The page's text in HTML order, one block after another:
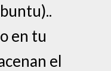
en tu
el